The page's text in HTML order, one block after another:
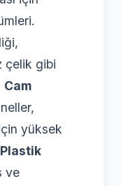
çelik gibi
Cam
yüksek
Plastik
ve